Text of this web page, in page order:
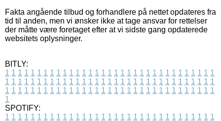
Fakta angående tilbud og forhandlere på nettet opdateres fra
tid til anden, men vi ønsker ikke at tage ansvar for rettelser
der måtte være foretaget efter at vi sidste gang opdaterede
websitets oplysninger.
BITLY:
1 1 1 1 1 1 1 1 1 1 1 1 1 1 1 1 1 1 1 1 1 1 1 1 1 1 1 1 1 1 1 1 1
1 1 1 1 1 1 1 1 1 1 1 1 1 1 1 1 1 1 1 1 1 1 1 1 1 1 1 1 1 1 1 1 1
1 1 1 1 1 1 1 1 1 1 1 1 1 1 1 1 1 1 1 1 1 1 1 1 1 1 1 1 1 1 1 1 1
1
SPOTIFY:
1 1 1 1 1 1 1 1 1 1 1 1 1 1 1 1 1 1 1 1 1 1 1 1 1 1 1 1 1 1 1 1 1